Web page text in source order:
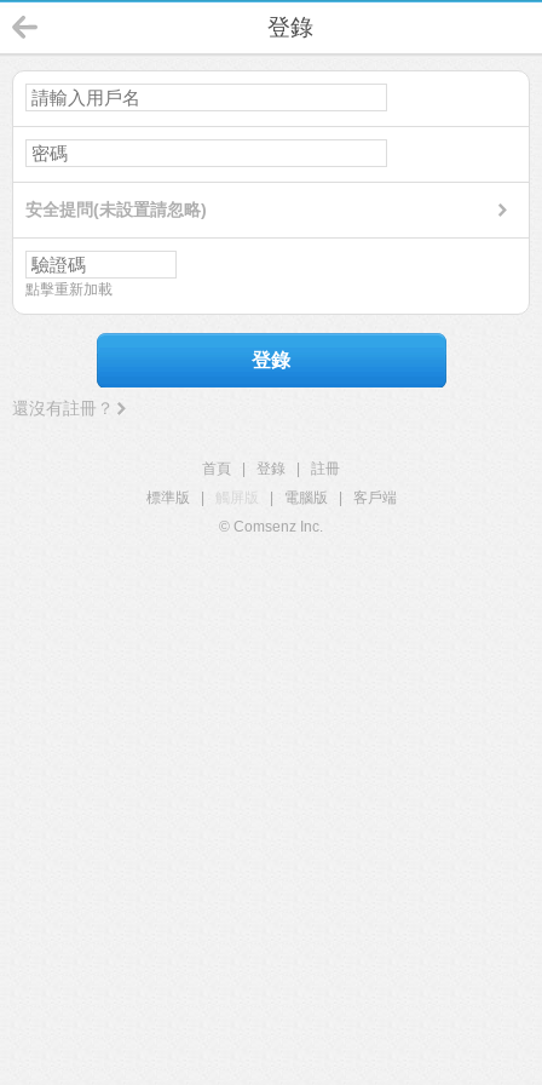
登錄
安全提問(未設置請忽略)
點擊重新加載
登錄
還沒有註冊？
首頁 登錄
註冊
標準版
觸屏版 電腦版
客戶端
© Comsenz Inc.